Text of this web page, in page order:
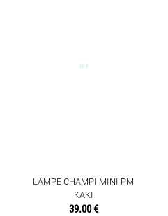
LAMPE CHAMPI MINI PM
KAKI
39.00 €